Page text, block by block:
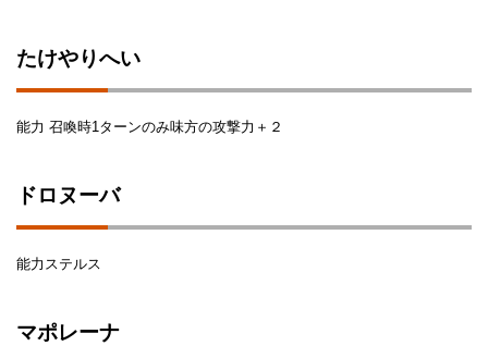
たけやりへい
能力 召喚時1ターンのみ味方の攻撃力＋２
ドロヌーバ
能力ステルス
マポレーナ